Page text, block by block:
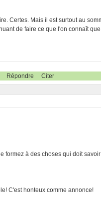
Certes. Mais il est surtout au
de faire ce que l'on connaît
Répondre Citer
formez à des choses qui doit
C'est honteux comme annonce!